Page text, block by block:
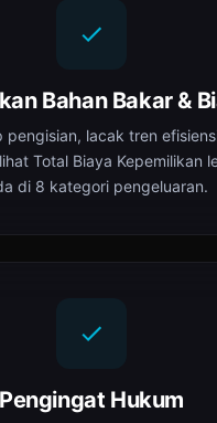
Bahan Bakar &
pengisian, lacak tren
Total Biaya Kepemilikan
di 8 kategori pengeluaran.
Pengingat Hukum